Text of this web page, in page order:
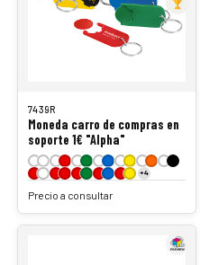
7439R
Moneda carro de compras en
soporte 1€ "Alpha"
+4
Precio a consultar